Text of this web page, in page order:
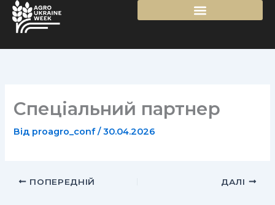
Перейти
вмісту
Спеціальний партнер
Від proagro_conf/30.04.2026
ПОПЕРЕДНІЙ ДАЛІ